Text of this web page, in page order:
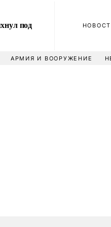
под
АРМИЯ И ВООРУЖЕНИЕ